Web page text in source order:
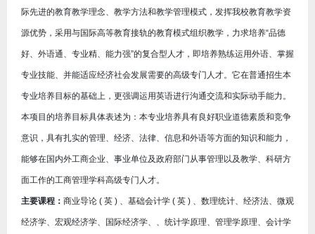
际先进的教育教学理念、教学方法和教学管理模式，发挥我校教育教学资
源优势，采用与国际高等教育接轨的教育模式组织教学，力求培养“品德
好、外语通、专业精、能力强”的复合型人才，即培养熟练运用外语、掌握
专业技能、并能适应经济社会发展需要的高级专门人才。它在普通招生本
专业培养目标的基础上，更强调运用英语进行沟通交流和实际动手能力。
本项目的培养目标具体表述为：本专业培养具有良好职业道德素质和竞争
意识，具有扎实的管理、经济、法律、信息和外语等方面的知识和能力，
能够在国内外工商企业、事业单位及政府部门从事管理以及教学、科研方
面工作的工商管理学科高级专门人才。
主要课程： 商业导论 ( 英 ) 、基础会计学 ( 英 ) 、数理统计、经济法、微观
经济学、宏观经济学、国际经济学、、统计学原理、管理学原理、会计学